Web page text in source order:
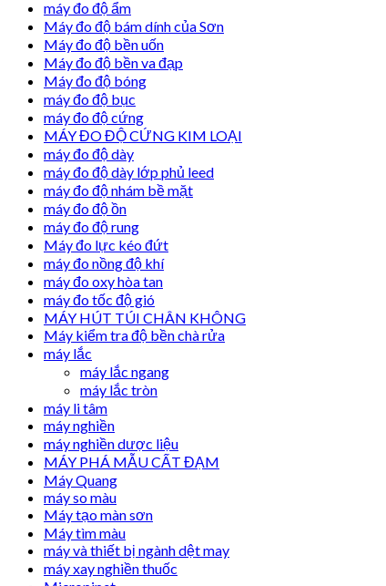
máy đo độ ẩm
Máy đo độ bám dính của Sơn
Máy đo độ bền uốn
Máy đo độ bền va đạp
Máy đo độ bóng
máy đo độ bục
máy đo độ cứng
MÁY ĐO ĐỘ CỨNG KIM LOẠI
máy đo độ dày
máy đo độ dày lớp phủ leed
máy đo độ nhám bề mặt
máy đo độ ồn
máy đo độ rung
Máy đo lực kéo đứt
máy đo nồng độ khí
máy đo oxy hòa tan
máy đo tốc độ gió
MÁY HÚT TÚI CHÂN KHÔNG
Máy kiểm tra độ bền chà rửa
máy lắc
máy lắc ngang
máy lắc tròn
máy li tâm
máy nghiền
máy nghiền dược liệu
MÁY PHÁ MẪU CẤT ĐẠM
Máy Quang
máy so màu
Máy tạo màn sơn
Máy tìm màu
máy và thiết bị ngành dệt may
máy xay nghiền thuốc